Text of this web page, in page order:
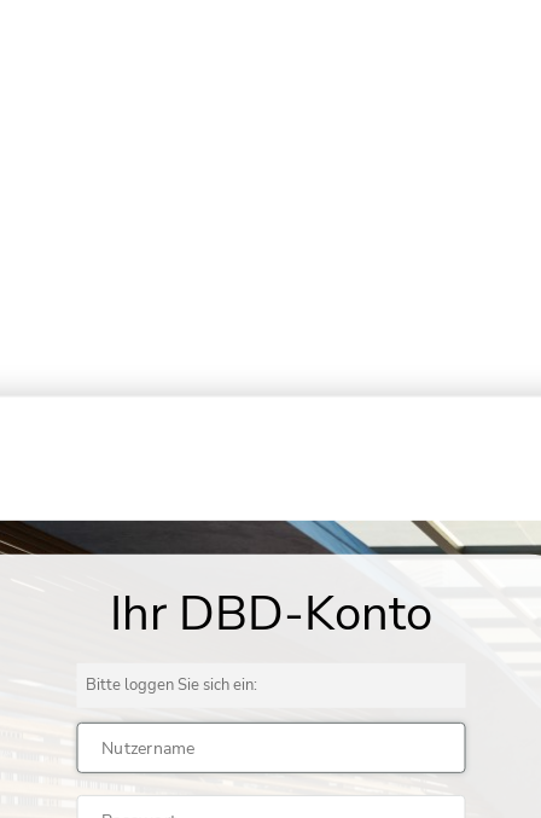
Bitte loggen Sie sich ein: